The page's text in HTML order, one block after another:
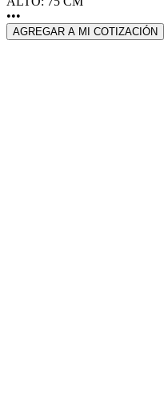
•••
AGREGAR A MI COTIZACIÓN